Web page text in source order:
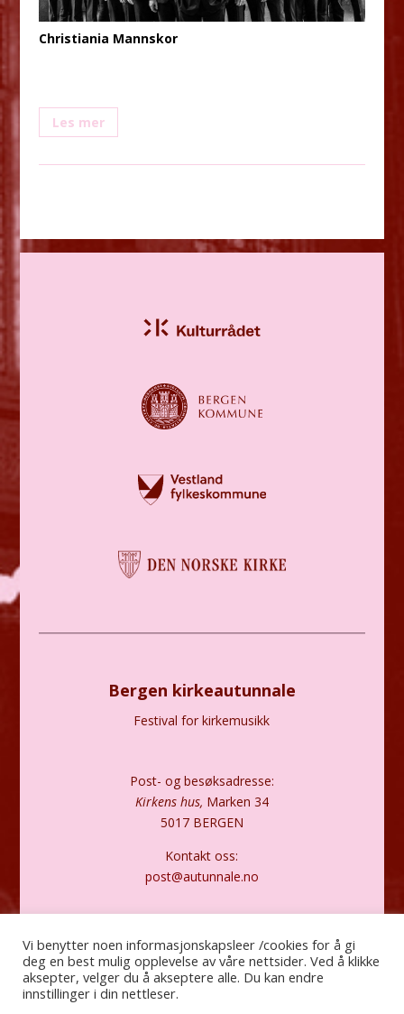
Christiania Mannskor
Les mer
Bergen kirkeautunnale
Festival for kirkemusikk
Post- og besøksadresse:
Kirkens hus, Marken 34
5017 BERGEN
Kontakt oss:
post@autunnale.no
Vi benytter noen informasjonskapsleer /cookies for å gi
deg en best mulig opplevelse av våre nettsider. Ved å klikke
aksepter, velger du å akseptere alle. Du kan endre
innstillinger i din nettleser.